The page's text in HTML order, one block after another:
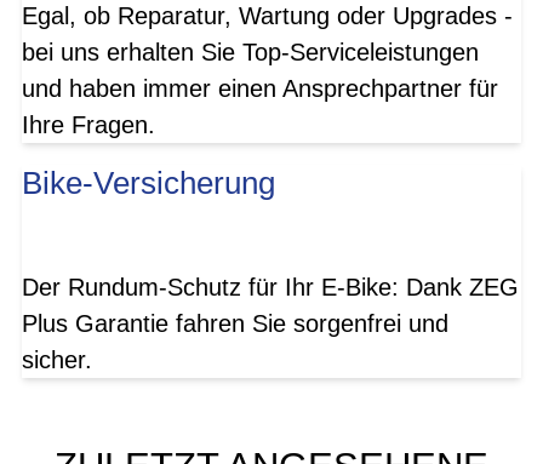
Egal, ob Reparatur, Wartung oder Upgrades -
bei uns erhalten Sie Top-Serviceleistungen
und haben immer einen Ansprechpartner für
Ihre Fragen.
Bike-Versicherung
Der Rundum-Schutz für Ihr E-Bike: Dank ZEG
Plus Garantie fahren Sie sorgenfrei und
sicher.